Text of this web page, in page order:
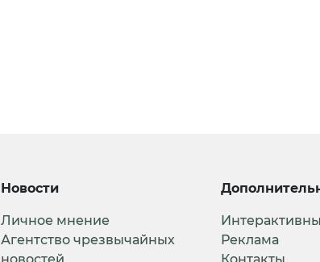
Новости
Личное мнение
Агентство чрезвычайных
Реклама